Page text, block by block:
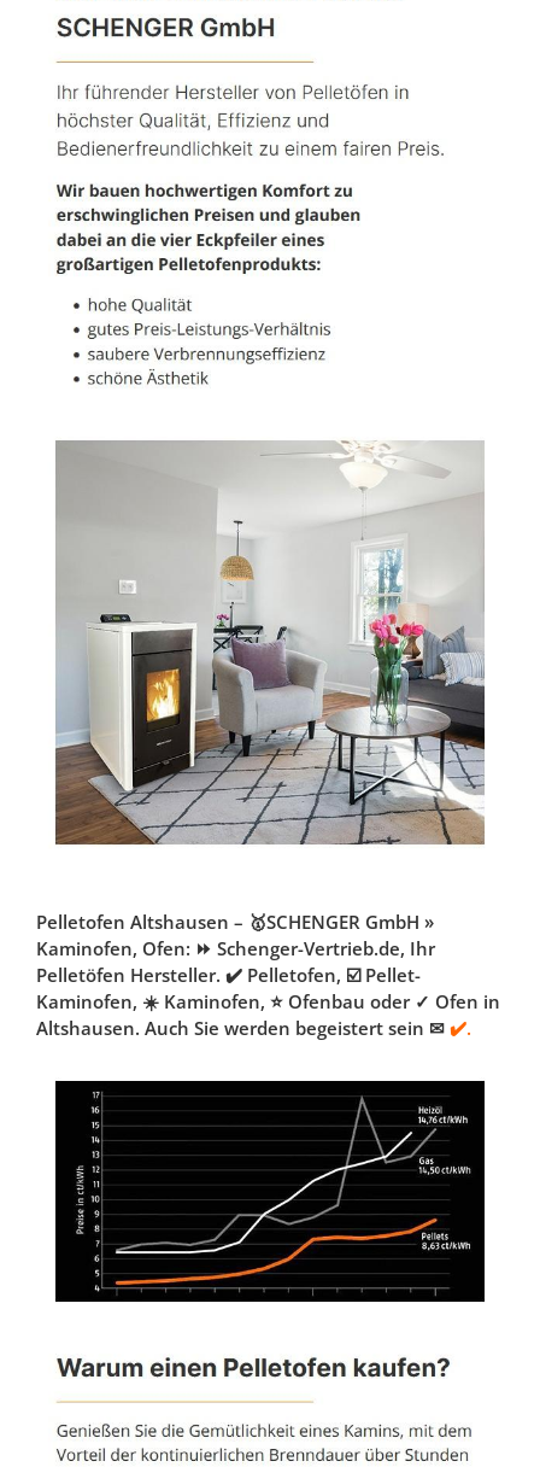
Pelletofen Altshausen – 🥇SCHENGER GmbH »
Kaminofen, Ofen: ⏩ Schenger-Vertrieb.de, Ihr
Pelletöfen Hersteller. ✔️ Pelletofen, ☑️ Pellet-
Kaminofen, ☀️ Kaminofen, ⭐ Ofenbau oder ✓ Ofen in
Altshausen. Auch Sie werden begeistert sein ✉ ✔️.